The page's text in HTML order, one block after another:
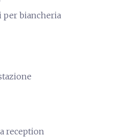
per biancheria
reception